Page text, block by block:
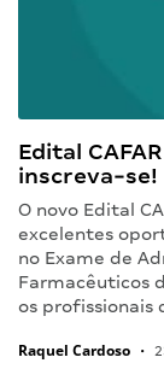
Edital
inscreva-se!
O novo Edital
excelentes
no Exame de
Farmacêuticos
os profissionais
Raquel Cardoso •